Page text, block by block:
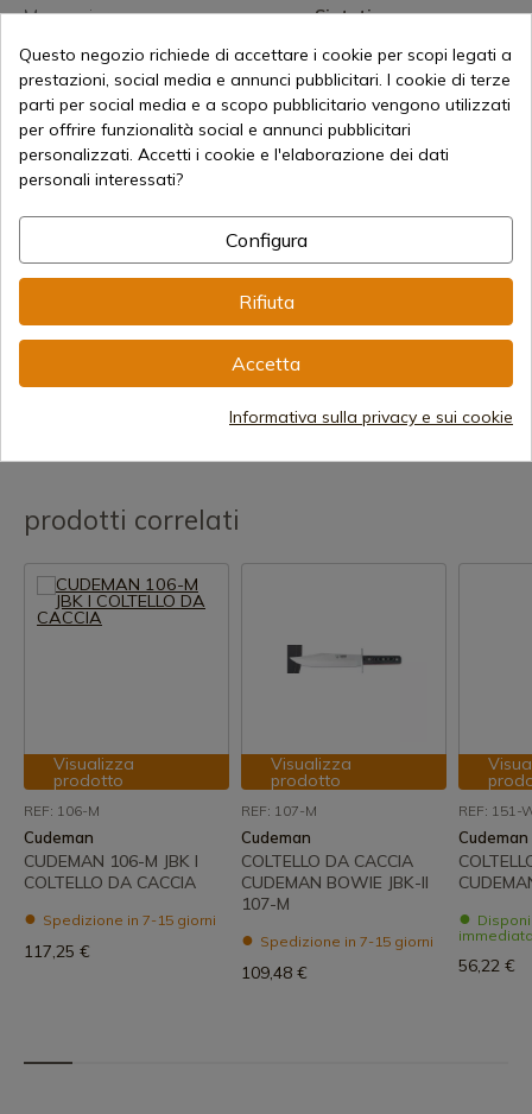
Maneggiare
Sintetico
Monopezzo
Sì
Non c'è niente di meglio che vederlo in
prodotti correlati
Visualizza
prodotto
REF: 106-M
Cudeman
CUDEMAN 106-M JBK I
COLTELLO DA CACCIA
Spedizione in 7-15 giorni
117,25 €
Visualizza
prodotto
REF: 107-M
Cudeman
COLTELLO DA CACCIA
CUDEMAN BOWIE JBK-II
107-M
Spedizione in 7-15 giorni
109,48 €
REF: 151-
Cudeman
56,22 €
Questo negozio richiede di accettare i cookie per scopi legati a
prestazioni, social media e annunci pubblicitari. I cookie di terze
parti per social media e a scopo pubblicitario vengono utilizzati
per offrire funzionalità social e annunci pubblicitari
personalizzati. Accetti i cookie e l'elaborazione dei dati
personali interessati?
Configura
Rifiuta
Accetta
Informativa sulla privacy e sui cookie